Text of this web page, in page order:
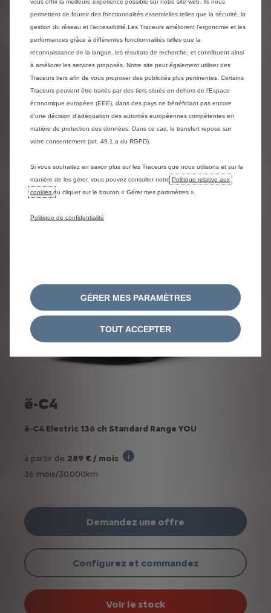
Exemple représentatif du produit StretchFin Plus,prêt
à tempérament avec une dernière
mensualité majorée (avec acompte optionnel),
60 mois TAEG de 5.99%.
comptant : 24 000,00 € € , acompte de 5 998,00 €,
montant à financer de 18 002,00 €. Remboursement en
59 mensualités de 229.00 € et une dernière
mensualité majorée de 8 400.00 €,
total dû par le consommateur : 21 911.00 €. Taux
débiteur annuel
fixe
Offre valable du
01-05-2026 au 31-05-2026.
Masquer les détails
ë-C4
ë-C4 Electric 136 ch Standard Range YOU
à partir de 289 € / mois
36 mois/30.000km
Demandez une offre
Configurez et commandez
Voir le stock
permettent de fournir des fonctionnalités essentielles telles que la sécurité, la
gestion du réseau et l’accessibilité.Les Traceurs améliorent l’ergonomie et les
performances grâce à différentes fonctionnalités telles que la
reconnaissance de la langue, les résultats de recherche, et contribuent ainsi
à améliorer les services proposés. Notre site peut également utiliser des
Traceurs tiers afin de vous proposer des publicités plus pertinentes. Certains
Traceurs peuvent être traités par des tiers situés en dehors de l’Espace
économique européen (EEE), dans des pays ne bénéficiant pas encore
d’une décision d’adéquation des autorités européennes compétentes en
matière de protection des données. Dans ce cas, le transfert repose sur
votre consentement (art. 49.1.a du RGPD).
Si vous souhaitez en savoir plus sur les Traceurs que nous utilisons et sur la
manière de les gérer, vous pouvez consulter notre Politique relative aux
cookies ou cliquer sur le bouton « Gérer mes paramètres ».
Politique de confidentialité
GÉRER MES PARAMÈTRES
TOUT ACCEPTER